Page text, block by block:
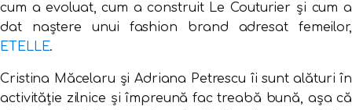
cum a evoluat, cum a construit Le Couturier și cum a
dat naștere unui fashion brand adresat femeilor,
ETELLE.
Cristina Măcelaru și Adriana Petrescu îi sunt alături în
activităție zilnice și împreună fac treabă bună, așa că